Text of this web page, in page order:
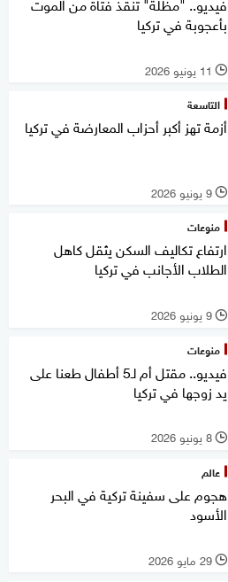
بأعجوبة في تركيا
l 11 يونيو 2026
التاسعة
أزمة تهز أكبر أحزاب المعارضة في تركيا
l 9 يونيو 2026
منوعات
ارتفاع تكاليف السكن يثقل كاهل
الطلاب الأجانب في تركيا
l 9 يونيو 2026
منوعات
فيديو.. مقتل أم لـ5 أطفال طعنا على
يد زوجها في تركيا
l 8 يونيو 2026
عالم
هجوم على سفينة تركية في البحر
الأسود
l 29 مايو 2026